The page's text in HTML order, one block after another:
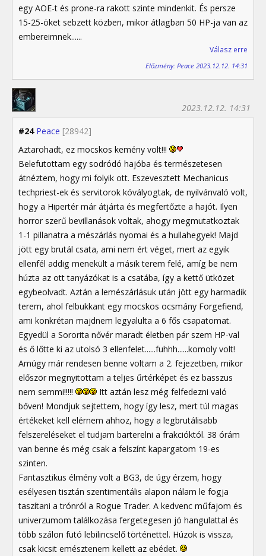
egy AOE-t és prone-ra rakott szinte mindenkit. És persze
15-25-öket sebzett közben, mikor átlagban 50 HP-ja van az
embereimnek......
Válasz erre
Előzmény: Peace 2023.12.12. 14:31
#24 Peace [28942]
2023.12.12. 14:31
Aztarohadt, ez mocskos kemény volt!!!
Belefutottam egy sodródó hajóba és természetesen
átnéztem, hogy mi folyik ott. Eszevesztett Mechanicus
techpriest-ek és servitorok kóvályogtak, de nyilvánvaló volt,
hogy a Hipertér már átjárta és megfertőzte a hajót. Ilyen
horror szerű bevillanások voltak, ahogy megmutatkoztak
1-1 pillanatra a mészárlás nyomai és a hullahegyek! Majd
jött egy brutál csata, ami nem ért véget, mert az egyik
ellenfél addig menekült a másik terem felé, amíg be nem
húzta az ott tanyázókat is a csatába, így a kettő ütközet
egybeolvadt. Aztán a lemészárlásuk után jött egy harmadik
terem, ahol felbukkant egy mocskos ocsmány Forgefiend,
ami konkrétan majdnem legyalulta a 6 fős csapatomat.
Egyedül a Sororita nővér maradt életben pár szem HP-val
és ő lőtte ki az utolsó 3 ellenfelet......fuhhh......komoly volt!
Amúgy már rendesen benne voltam a 2. fejezetben, mikor
először megnyitottam a teljes űrtérképet és ez basszus
nem semmi!!!!!
Itt aztán lesz még felfedezni való
bőven! Mondjuk sejtettem, hogy így lesz, mert túl magas
értékeket kell elérnem ahhoz, hogy a legbrutálisabb
felszereléseket el tudjam barterelni a frakcióktól. 38 órám
van benne és még csak a felszínt kapargatom 19-es
szinten.
Fantasztikus élmény volt a BG3, de úgy érzem, hogy
esélyesen tisztán szentimentális alapon nálam le fogja
taszítani a trónról a Rogue Trader. A kedvenc műfajom és
univerzumom találkozása fergetegesen jó hangulattal és
több szálon futó lebilincselő történettel. Húzok is vissza,
csak kicsit emésztenem kellett az ebédet.